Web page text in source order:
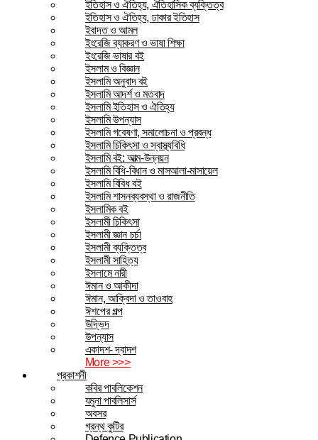
ইতিহাস ও ঐতিহ্য, ঐতিহাসিক ব্যক্তিত্ব
ইতিহাস ও ঐতিহ্য, ঢাকার ইতিহাস
ইবাদত ও আমল
ইংরেজি ব্যাকরণ ও ভাষা শিক্ষা
ইংরেজি ভাষার বই
ইসলাম ও বিজ্ঞান
ইসলামি অনুবাদ বই
ইসলামি আদর্শ ও মতবাদ
ইসলামি ইতিহাস ও ঐতিহ্য
ইসলামি উপন্যাস
ইসলামি গবেষণা, সমালোচনা ও প্রবন্ধ
ইসলামি চিকিৎসা ও স্বাস্থ্যবিধি
ইসলামি বই: আত্ম-উন্নয়ন
ইসলামি বিধি-বিধান ও মাসআলা-মাসায়েল
ইসলামি বিবিধ বই
ইসলামি শাসনব্যবস্থা ও রাজনীতি
ইসলামিক বই
ইসলামী চিকিৎসা
ইসলামী জ্ঞান চর্চা
ইসলামী ব্যক্তিত্ব
ইসলামী সাহিত্য
ইসলামে নারী
ঈমান ও আকীদা
ঈমান, আক্বিদা ও তাওবাহ
ঈশপের গল্প
উদ্ভিদ
উপন্যাস
একাদশ- দ্বাদশ
More >>>
প্রকাশনী
কবির পাবলিকেশন
যমুনা পাবলিসার্স
অবসর
গ্রন্থ কুটির